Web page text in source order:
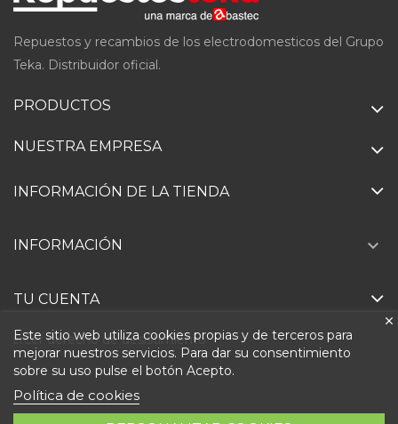
Repuestos y recambios de los electrodomesticos del Grupo
Teka. Distribuidor oficial.
PRODUCTOS
NUESTRA EMPRESA
INFORMACIÓN DE LA TIENDA
Este sitio web utiliza cookies propias y de terceros para
mejorar nuestros servicios. Para dar su consentimiento
sobre su uso pulse el botón Acepto.
Política de cookies
INFORMACIÓN 
TU CUENTA
Ejercer derecho de desistimiento